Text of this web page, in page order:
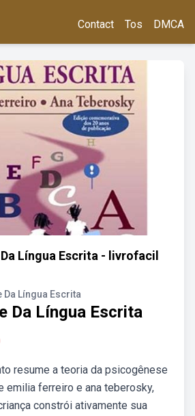
Contact Tos DMCA
Língua Escrita - livrofacil
Da Língua Escrita
Da Língua Escrita
resume a teoria da psicogênese
emilia ferreiro e ana teberosky,
constrói ativamente sua